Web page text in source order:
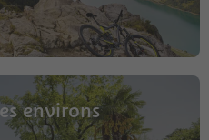
environs